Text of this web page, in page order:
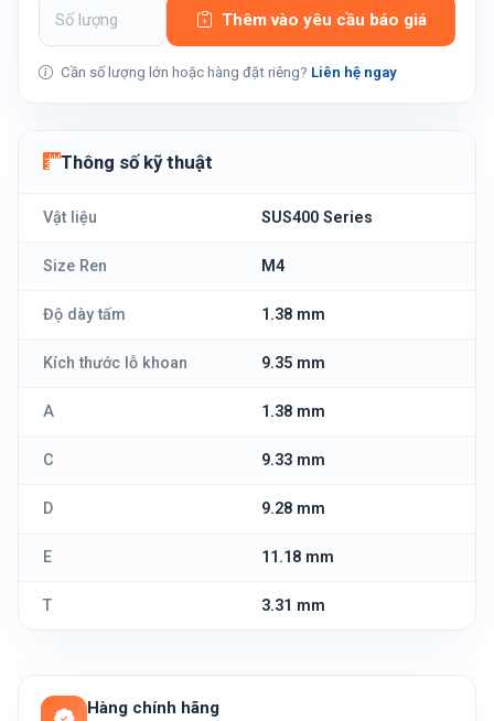
Thêm vào yêu cầu báo giá
Cần số lượng lớn hoặc hàng đặt riêng? Liên hệ ngay
Thông số kỹ thuật
Vật liệu SUS400 Series
Size Ren M4
Độ dày tấm 1.38 mm
Kích thước lỗ khoan 9.35 mm
A 1.38 mm
C 9.33 mm
D 9.28 mm
E 11.18 mm
T 3.31 mm
Hàng chính hãng